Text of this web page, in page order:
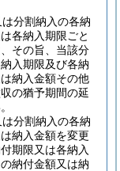
分割納入の各納
各納入期限ごと
その旨、当該分
入期限及び各納
納入金額その他
の猶予期間の延
分割納入の各納
納入金額を変更
期限又は各納入
納付金額又は納